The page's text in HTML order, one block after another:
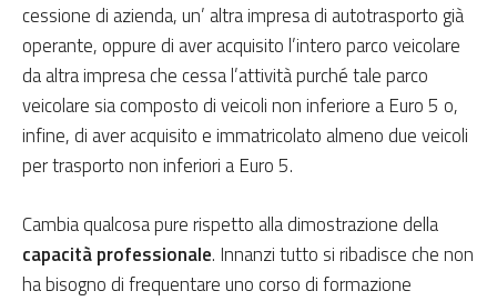
cessione di azienda, un’ altra impresa di autotrasporto già
operante, oppure di aver acquisito l’intero parco veicolare
da altra impresa che cessa l’attività purché tale parco
veicolare sia composto di veicoli non inferiore a Euro 5 o,
infine, di aver acquisito e immatricolato almeno due veicoli
per trasporto non inferiori a Euro 5.
Cambia qualcosa pure rispetto alla dimostrazione della
capacità professionale. Innanzi tutto si ribadisce che non
ha bisogno di frequentare uno corso di formazione